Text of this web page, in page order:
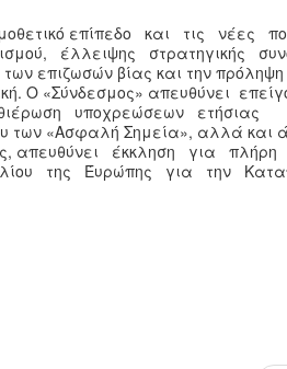
επίπεδο και τις νέες
έλλειψης στρατηγικής
επιζωσών βίας και την πρόληψη
Ο «Σύνδεσμος» απευθύνει
υποχρεώσεων ετήσιας
των «Ασφαλή Σημεία», αλλά
απευθύνει έκκληση για πλήρη
της Έυρώπης για την